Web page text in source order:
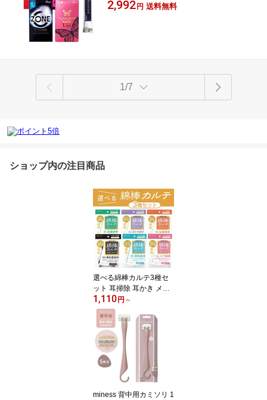
ARKSローション 合計4点セット コンド
2,992 円 送料無料
1/7
ショップ内の注目商品
選べる綿棒カルテ3種セ
ット 耳掃除 耳かき メイ
ク直し 化粧直し 抗菌 清
潔 安心 個包装 衛生的 持
ち運び 使い捨て 日本製
組み合わせ自由 使い比べ
山洋
1,110 円 ～
miness 背中用カミソリ 1